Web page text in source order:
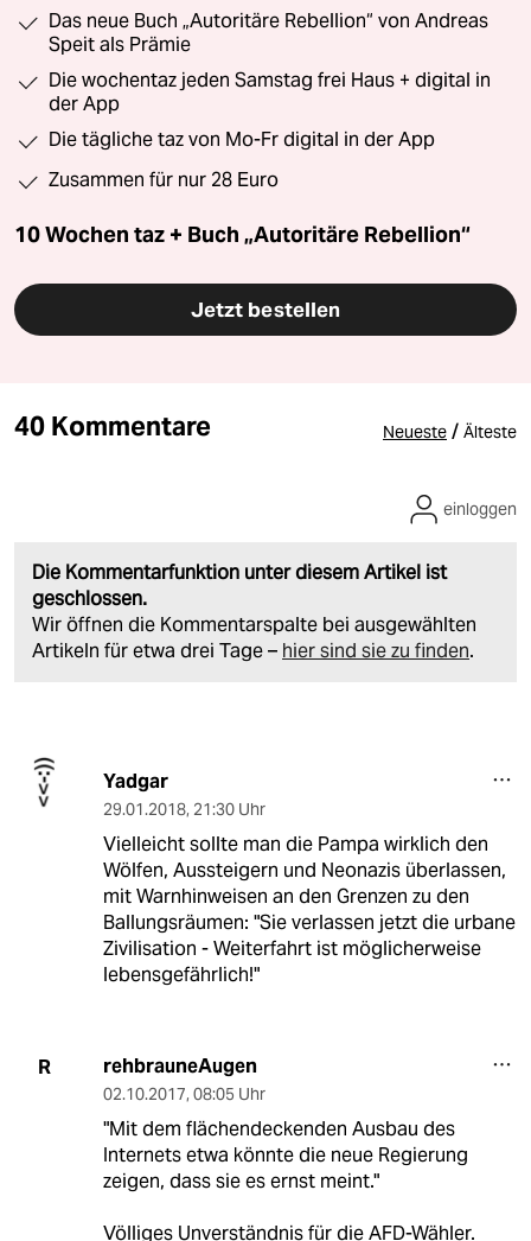
Das neue Buch „Autoritäre Rebellion“ von Andreas
Speit als Prämie
Die wochentaz jeden Samstag frei Haus + digital in
der App
Die tägliche taz von Mo-Fr digital in der App
Zusammen für nur 28 Euro
10 Wochen taz + Buch „Autoritäre Rebellion“
Jetzt bestellen
40 Kommentare Neueste / Älteste
Die Kommentarfunktion unter diesem Artikel ist
geschlossen.
Wir öffnen die Kommentarspalte bei ausgewählten
Artikeln für etwa drei Tage – hier sind sie zu finden.
einloggen
Yadgar
29.01.2018, 21:30 Uhr
Vielleicht sollte man die Pampa wirklich den
Wölfen, Aussteigern und Neonazis überlassen,
mit Warnhinweisen an den Grenzen zu den
Ballungsräumen: "Sie verlassen jetzt die urbane
Zivilisation - Weiterfahrt ist möglicherweise
lebensgefährlich!"
R rehbrauneAugen
02.10.2017, 08:05 Uhr
"Mit dem flächendeckenden Ausbau des
Internets etwa könnte die neue Regierung
zeigen, dass sie es ernst meint."
Völliges Unverständnis für die AFD-Wähler.